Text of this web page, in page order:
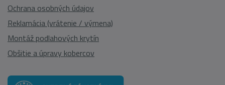
Ochrana osobných údajov
Reklamácia (vrátenie / výmena)
Montáž podlahových krytín
Obšitie a úpravy kobercov